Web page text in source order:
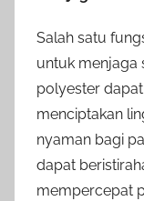
Salah satu
untuk menjaga
polyester
menciptakan
nyaman bagi
dapat
mempercepat